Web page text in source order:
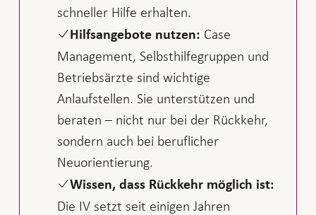
schneller Hilfe erhalten.
Hilfsangebote nutzen: Case
Management, Selbsthilfegruppen und
Betriebsärzte sind wichtige
Anlaufstellen. Sie unterstützen und
beraten – nicht nur bei der Rückkehr,
sondern auch bei beruflicher
Neuorientierung.
Wissen, dass Rückkehr möglich ist:
Die IV setzt seit einigen Jahren